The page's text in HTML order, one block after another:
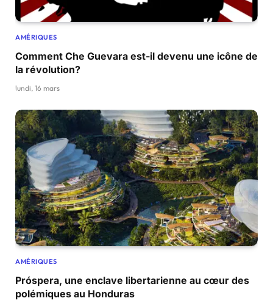
AMÉRIQUES
Comment Che Guevara est-il devenu une icône de
la révolution?
lundi, 16 mars
AMÉRIQUES
Próspera, une enclave libertarienne au cœur des
polémiques au Honduras